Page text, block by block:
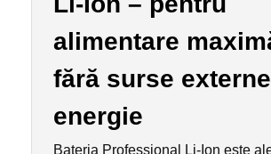
alimentare
fără surse
energie
Bateria Professional Li-Ion este